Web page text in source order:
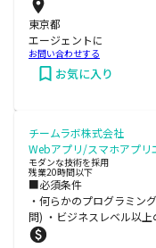
東京都
エージェントに
お問い合わせする
お気に入り
チームラボ株式会社
Webアプリ/スマホアプリ
モダンな技術を採用
残業20時間以下
■必須条件
・何らかのプログラミン
問) ・ビジネスレベル以上